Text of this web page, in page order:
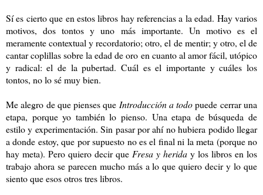
Sí es cierto que en estos libros hay referencias a la edad. Hay varios
motivos, dos tontos y uno más importante. Un motivo es el
meramente contextual y recordatorio; otro, el de mentir; y otro, el de
cantar coplillas sobre la edad de oro en cuanto al amor fácil, utópico
y radical: el de la pubertad. Cuál es el importante y cuáles los
tontos, no lo sé muy bien.
Me alegro de que pienses que Introducción a todopuede cerrar una
etapa, porque yo también lo pienso. Una etapa de búsqueda de
estilo y experimentación. Sin pasar por ahí no hubiera podido llegar
a donde estoy, que por supuesto no es el final ni la meta (porque no
hay meta). Pero quiero decir que Fresa y herida y los libros en los
trabajo ahora se parecen mucho más a lo que quiero decir y lo que
siento que esos otros tres libros.